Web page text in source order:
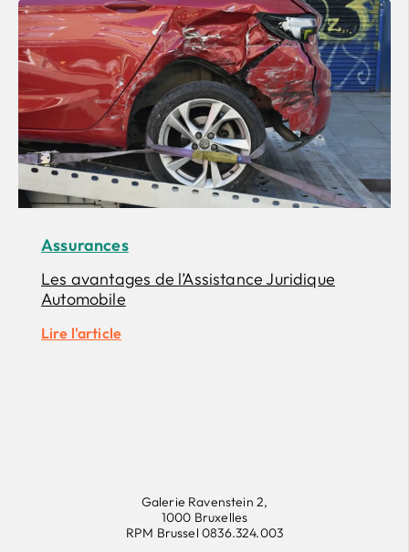
Assurances
Les avantages de l’Assistance Juridique
Automobile
Lire l'article
Galerie Ravenstein 2,
1000 Bruxelles
RPM Brussel 0836.324.003